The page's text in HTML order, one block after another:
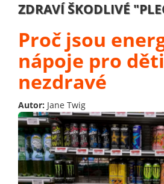
ZDRAVÍ ŠKODLIVÉ
Proč jsou
nápoje pro děti
nezdravé
Autor: Jane Twig